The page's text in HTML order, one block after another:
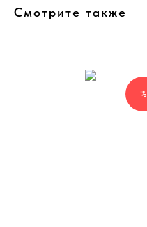
Смотрите также
%